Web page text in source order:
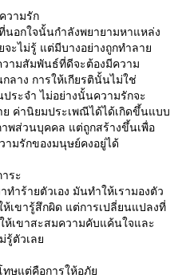
วามรัก
อกใจนั้นกำลังพยายามหาแหล่ง
จะไม่รู้ แต่มีบางอย่างถูกทำลา
ามสัมพันธ์ที่ดีจะต้องมีความ
ลาง การให้เกียรตินั้นไม่ใช่
ระจำ ไม่อย่างนั้นความรักจะ
ค่านิยมประเพณีได้ได้เกิดขึ้นแบบ
าพส่วนบุคคล แต่ถูกสร้างขึ้นเพื่อ
ามรักของมนุษย์คงอยู่ได้
ระ
ำร้ายตัวเอง มันทำให้เรามองตัว
ห้เขารู้สึกผิด แต่การเปลี่ยนแปลงที่
ห้เขาสะสมความคับแค้นใจและ
ม่รู้ตัวเล
ทษแต่คือการให้อภั